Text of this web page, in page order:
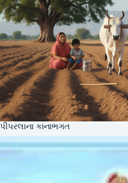
પીપરલાના કાનાભગત